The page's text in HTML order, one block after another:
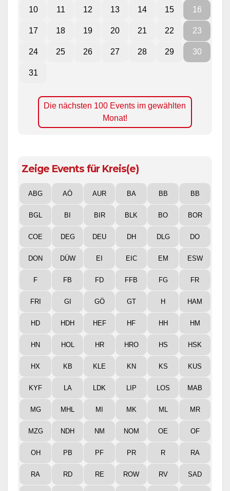
10 11 12 13 14 15 16
17 18 19 20 21 22 23
24 25 26 27 28 29 30
31
Die nächsten 100 Events im gewählten
Monat!
Zeige Events für Kreis(e)
ABG AÖ AUR BA BB BB
BGL BI BIR BLK BO BOR
COE DEG DEU DH DLG DO
DON DÜW EI EIC EM ESW
F FB FD FFB FG FR
FRI GI GÖ GT H HAM
HD HDH HEF HF HH HM
HN HOL HR HRO HS HSK
HX KB KLE KN KS KUS
KYF LA LDK LIP LOS MAB
MG MHL MI MK ML MR
MZG NDH NM NOM OE OF
OH PB PF PR R RA
RA RD RE ROW RV SAD